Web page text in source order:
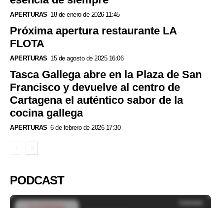
APERTURAS 18 de enero de 2026 11:45
Próxima apertura restaurante LA
FLOTA
APERTURAS 15 de agosto de 2025 16:06
Tasca Gallega abre en la Plaza de San
Francisco y devuelve al centro de
Cartagena el auténtico sabor de la
cocina gallega
APERTURAS 6 de febrero de 2026 17:30
PODCAST